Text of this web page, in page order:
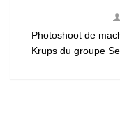
Photoshoot de
Krups du groupe